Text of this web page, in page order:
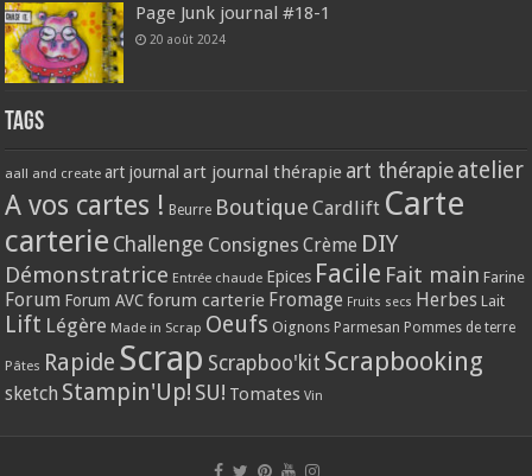
Page Junk journal #18-1
20 août 2024
Tags
aall and create art journal art journal thérapie art thérapie atelier
A vos cartes ! Beurre Boutique Cardlift Carte
carterie Challenge Consignes Crème DIY
Démonstratrice Entrée chaude Epices Facile Fait main Farine
Forum Forum AVC forum carterie Fromage Fruits secs Herbes Lait
Lift Légère Made in Scrap Oeufs Oignons Parmesan Pommes de terre
Pâtes Rapide Scrap Scrapboo'kit Scrapbooking
sketch Stampin'Up! SU! Tomates Vin